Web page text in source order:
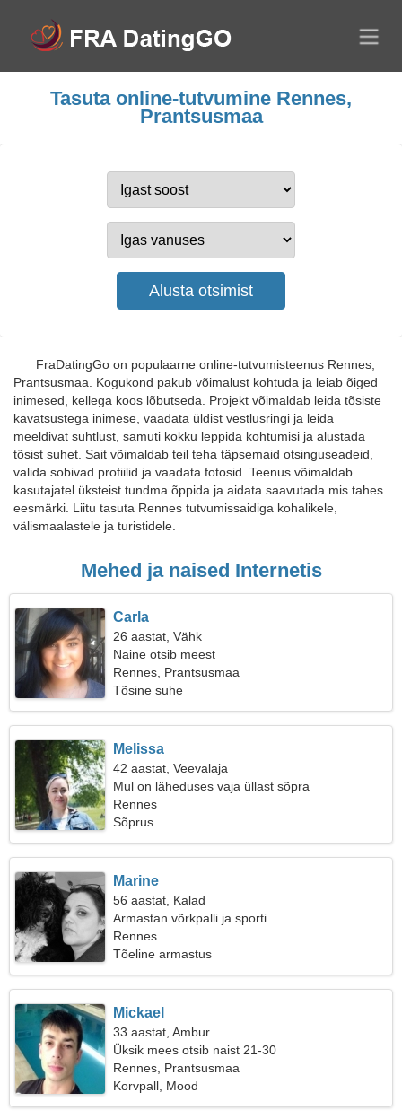
Tasuta online-tutvumine Rennes,
Prantsusmaa
FraDatingGo on populaarne online-tutvumisteenus Rennes,
Prantsusmaa. Kogukond pakub võimalust kohtuda ja leiab õiged
inimesed, kellega koos lõbutseda. Projekt võimaldab leida tõsiste
kavatsustega inimese, vaadata üldist vestlusringi ja leida
meeldivat suhtlust, samuti kokku leppida kohtumisi ja alustada
tõsist suhet. Sait võimaldab teil teha täpsemaid otsinguseadeid,
valida sobivad profiilid ja vaadata fotosid. Teenus võimaldab
kasutajatel üksteist tundma õppida ja aidata saavutada mis tahes
eesmärki. Liitu tasuta Rennes tutvumissaidiga kohalikele,
välismaalastele ja turistidele.
Mehed ja naised Internetis
Carla
26 aastat, Vähk
Naine otsib meest
Rennes, Prantsusmaa
Tõsine suhe
Melissa
42 aastat, Veevalaja
Mul on läheduses vaja üllast sõpra
Rennes
Sõprus
Marine
56 aastat, Kalad
Armastan võrkpalli ja sporti
Rennes
Tõeline armastus
Mickael
33 aastat, Ambur
Üksik mees otsib naist 21-30
Rennes, Prantsusmaa
Korvpall, Mood